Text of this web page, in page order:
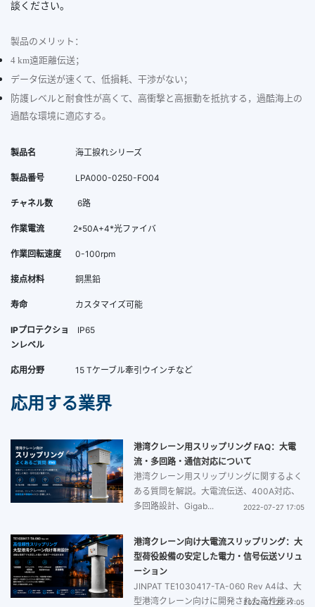
談ください。
製品のメリット：
4 km遠距離伝送；
データ伝送が速くて、低損耗、干渉がない；
防護レベルと耐食性が高くて、高衝撃と高振動を抵抗する，過酷海上の
過酷な環境に適応する。
製品名 海工捩れシリーズ
製品番号 LPA000-0250-FO04
チャネル数 6路
作業電流 2*50A+4*光ファイバ
作業回転速度 0-100rpm
接点材料 銅黒鉛
寿命 カスタマイズ可能
IPプロテクショ
ンレベル
IP65
応用分野 15 Tケーブル牽引ウインチなど
応用する業界
港湾クレーン用スリップリング FAQ：大電
流・多回路・通信対応について
港湾クレーン用スリップリングに関するよく
ある質問を解説。大電流伝送、400A対応、
多回路設計、Gigab...
2022-07-27 17:05
港湾クレーン向け大電流スリップリング：大
型荷役設備の安定した電力・信号伝送ソリュ
ーション
JINPAT TE1030417-TA-060 Rev A4は、大
型港湾クレーン向けに開発された高性能ス...
2022-07-27 17:05